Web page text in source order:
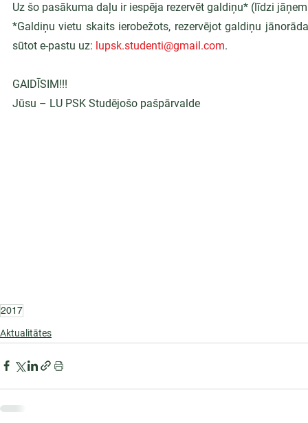
Uz šo pasākuma daļu ir iespēja rezervēt galdiņu* (līdzi
*Galdiņu vietu skaits ierobežots, rezervējot galdiņu
sūtot e-pastu uz: lupsk.studenti@gmail.com.
GAIDĪSIM!!!
Jūsu – LU PSK Studējošo pašpārvalde
2017
Aktualitātes